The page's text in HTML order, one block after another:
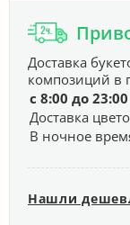
Доставка
композиций в
с 8:00 до 23:00
Доставка
В ночное
Нашли